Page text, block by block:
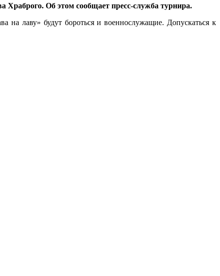
Храброго. Об этом сообщает пресс-служба турнира.
лаву» будут бороться и военнослужащие. Допускаться к